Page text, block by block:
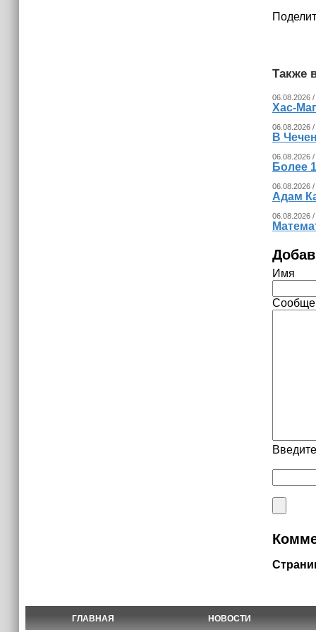
Также
06.08.2026
Хас-
06.08.2026
В
06.08.2026
Более
06.08.2026
Адам
06.08.2026
Имя
ГЛАВНАЯ НОВОСТИ